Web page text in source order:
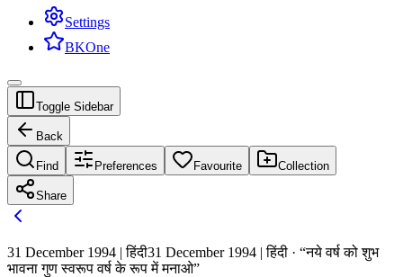
Settings
BKOne
Toggle Sidebar
Back
Find Preferences Favourite Collection
Share
31 December 1994 | हिंदी31 December 1994 | हिंदी · “नये वर्ष को शुभ
भावना गुण स्वरूप वर्ष के रूप में मनाओ”